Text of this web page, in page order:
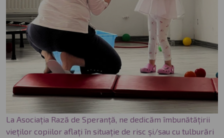
La Asociația Rază de Speranță, ne dedicăm îmbunătățirii
vieților copiilor aflați în situație de risc și/sau cu tulburări